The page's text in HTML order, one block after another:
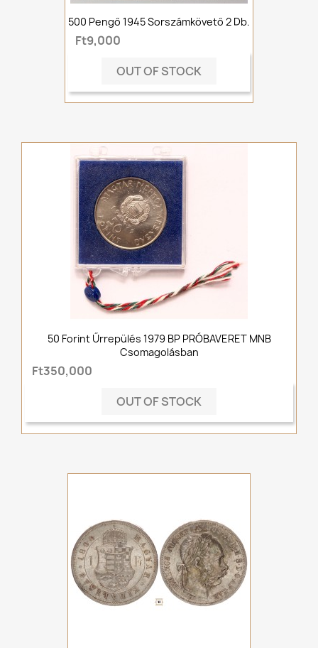
500 Pengő 1945 Sorszámkövető 2 Db.
Ft9,000
OUT OF STOCK
50 Forint Űrrepülés 1979 BP PRÓBAVERET MNB
Csomagolásban
Ft350,000
OUT OF STOCK